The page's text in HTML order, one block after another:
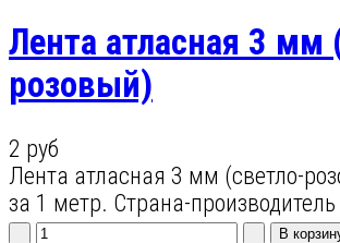
Лента атласная 3 мм
розовый)
2 руб
Лента атласная 3 мм (светло-
за 1 метр. Страна-